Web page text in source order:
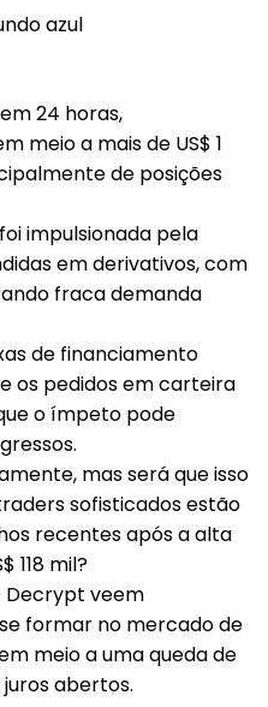
24 horas,
meio a mais de US$ 1
de posições
impulsionada pela
em derivativos, com
fraca demanda
de financiamento
os pedidos em carteira
o ímpeto pode
mas será que isso
sofisticados estão
recentes após a alta
118 mil?
Decrypt veem
formar no mercado de
meio a uma queda de
juros abertos.